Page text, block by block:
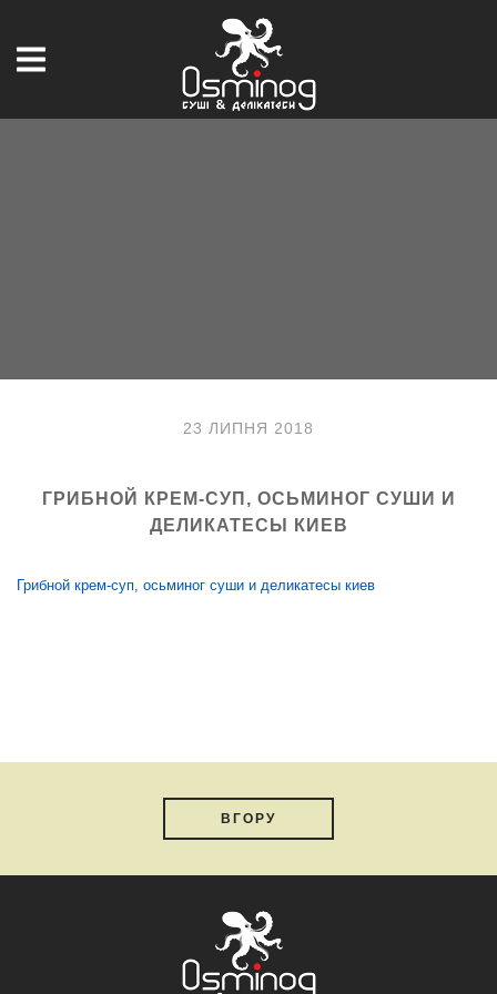
23 ЛИПНЯ 2018
ГРИБНОЙ КРЕМ-СУП, ОСЬМИНОГ СУШИ И
ДЕЛИКАТЕСЫ КИЕВ
Грибной крем-суп, осьминог суши и деликатесы киев
ВГОРУ